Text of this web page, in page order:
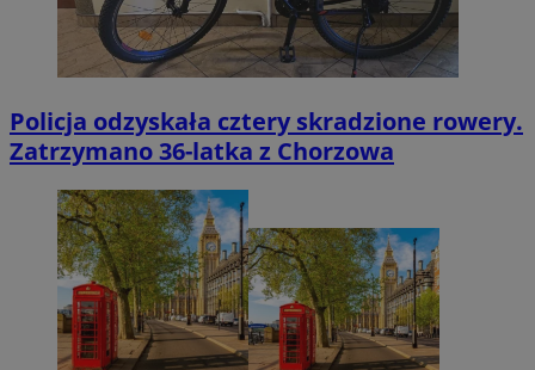
Policja odzyskała cztery skradzione rowery.
Zatrzymano 36-latka z Chorzowa